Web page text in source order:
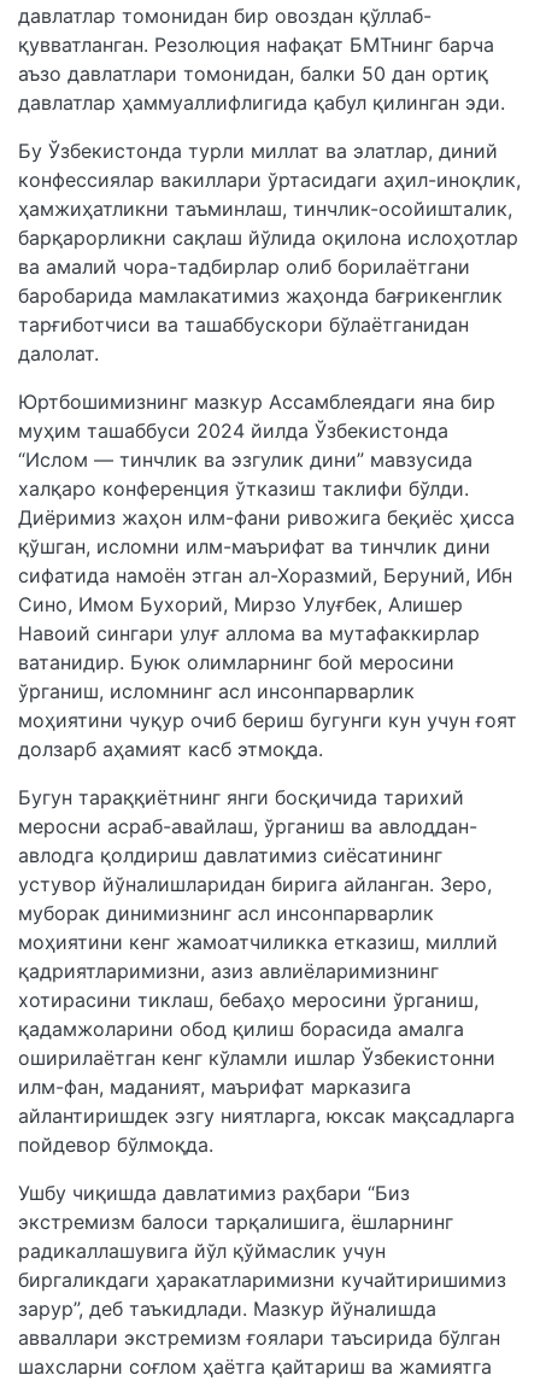
давлатлар томонидан бир овоздан қўллаб-
қувватланган. Резолюция нафақат БМТнинг барча
аъзо давлатлари томонидан, балки 50 дан ортиқ
давлатлар ҳаммуаллифлигида қабул қилинган эди.
Бу Ўзбекистонда турли миллат ва элатлар, диний
конфессиялар вакиллари ўртасидаги аҳил-иноқлик,
ҳамжиҳатликни таъминлаш, тинчлик-осойишталик,
барқарорликни сақлаш йўлида оқилона ислоҳотлар
ва амалий чора-тадбирлар олиб борилаётгани
баробарида мамлакатимиз жаҳонда бағрикенглик
тарғиботчиси ва ташаббускори бўлаётганидан
далолат.
Юртбошимизнинг мазкур Ассамблеядаги яна бир
муҳим ташаббуси 2024 йилда Ўзбекистонда
“Ислом — тинчлик ва эзгулик дини” мавзусида
халқаро конференция ўтказиш таклифи бўлди.
Диёримиз жаҳон илм-фани ривожига беқиёс ҳисса
қўшган, исломни илм-маърифат ва тинчлик дини
сифатида намоён этган ал-Хоразмий, Беруний, Ибн
Сино, Имом Бухорий, Мирзо Улуғбек, Алишер
Навоий сингари улуғ аллома ва мутафаккирлар
ватанидир. Буюк олимларнинг бой меросини
ўрганиш, исломнинг асл инсонпарварлик
моҳиятини чуқур очиб бериш бугунги кун учун ғоят
долзарб аҳамият касб этмоқда.
Бугун тараққиётнинг янги босқичида тарихий
меросни асраб-авайлаш, ўрганиш ва авлоддан-
авлодга қолдириш давлатимиз сиёсатининг
устувор йўналишларидан бирига айланган. Зеро,
муборак динимизнинг асл инсонпарварлик
моҳиятини кенг жамоатчиликка етказиш, миллий
қадриятларимизни, азиз авлиёларимизнинг
хотирасини тиклаш, бебаҳо меросини ўрганиш,
қадамжоларини обод қилиш борасида амалга
оширилаётган кенг кўламли ишлар Ўзбекистонни
илм-фан, маданият, маърифат марказига
айлантиришдек эзгу ниятларга, юксак мақсадларга
пойдевор бўлмоқда.
Ушбу чиқишда давлатимиз раҳбари “Биз
экстремизм балоси тарқалишига, ёшларнинг
радикаллашувига йўл қўймаслик учун
биргаликдаги ҳаракатларимизни кучайтиришимиз
зарур”, деб таъкидлади. Мазкур йўналишда
авваллари экстремизм ғоялари таъсирида бўлган
шахсларни соғлом ҳаётга қайтариш ва жамиятга